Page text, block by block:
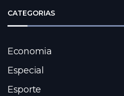
CATEGORIAS
Economia
Especial
Esporte